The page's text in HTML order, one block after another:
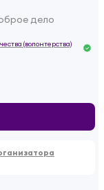
дело
(волонтерства)